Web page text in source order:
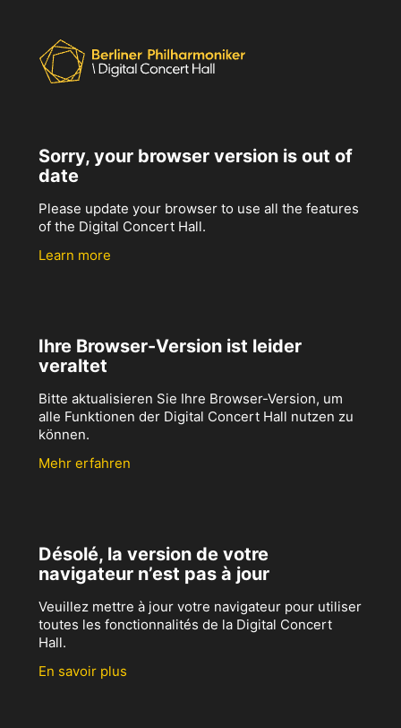
Sorry, your browser version is out of
date
Please update your browser to use all the features
of the Digital Concert Hall.
Learn more
Ihre Browser-Version ist leider
veraltet
Bitte aktualisieren Sie Ihre Browser-Version, um
alle Funktionen der Digital Concert Hall nutzen zu
können.
Mehr erfahren
Désolé, la version de votre
navigateur n’est pas à jour
Veuillez mettre à jour votre navigateur pour utiliser
toutes les fonctionnalités de la Digital Concert
Hall.
En savoir plus